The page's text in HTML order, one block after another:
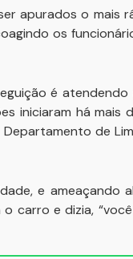
apurados o mais
os
é atendendo
iniciaram há mais
de
e ameaçando
carro e dizia,